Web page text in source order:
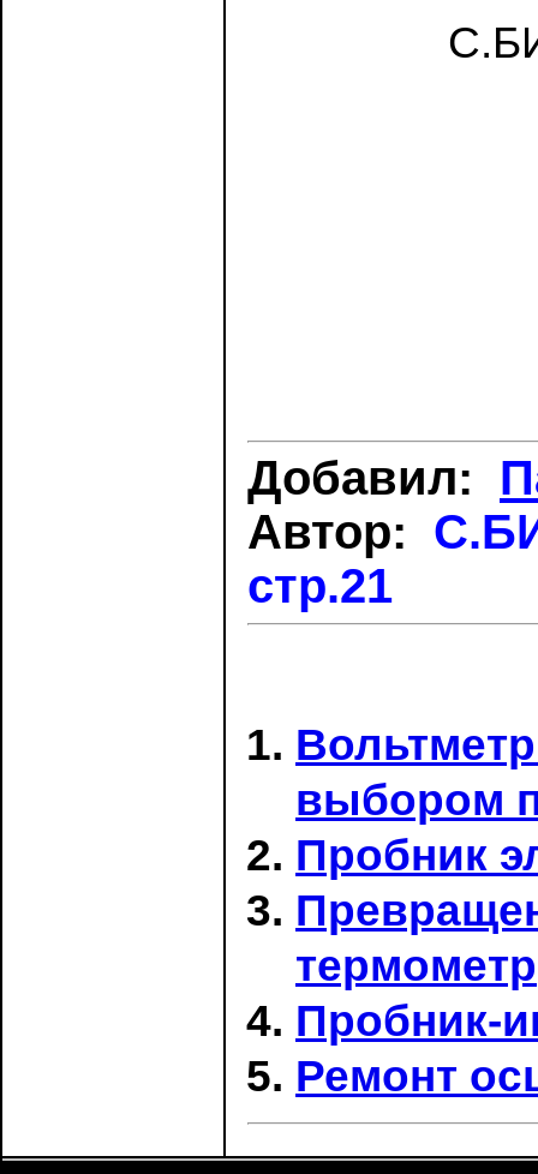
Добавил:
Автор:
стр.21
выбором
Пробник
термометр
Пробник-
Ремонт